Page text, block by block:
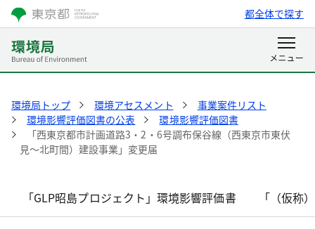
都全体で探す
環境局トップ 環境アセスメント
事業案件リスト
環境影響評価図書の公表
環境影響評価図書
「西東京都市計画道路3・2・6号調布保谷線（西東京市東伏
見～北町間）建設事業」変更届
「GLP昭島プロジェクト」環境影響評価書 「（仮称